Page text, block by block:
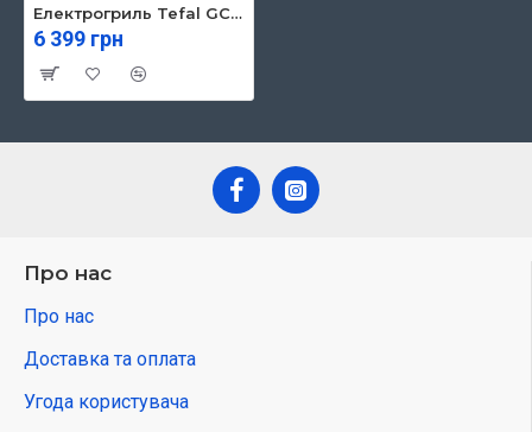
Електрогриль Tefal GC706D34
6 399 грн
Про нас
Про нас
Доставка та оплата
Угода користувача